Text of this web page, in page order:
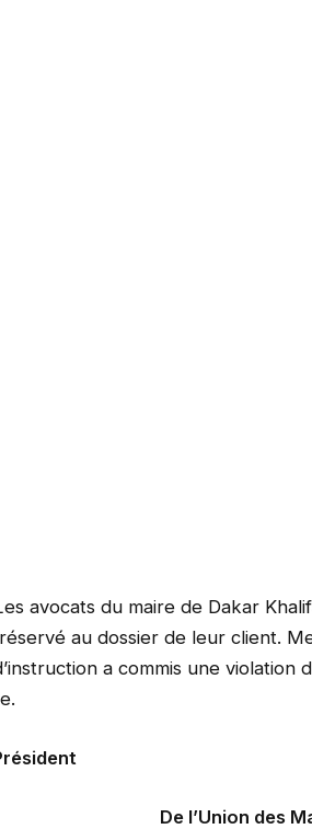
avocats du maire de Dakar
au dossier de leur client.
a commis une violation
des